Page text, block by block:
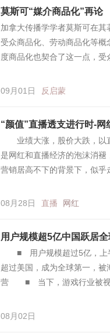
莫斯可“媒介商品化”再论
加拿大传播学学者莫斯可在其
受众商品化、劳动商品化等
度商品化也契合了这一点，受
09月01日 反启蒙
“颜值”直播透支进行时-
业绩大涨，股价大跌，以
是网红和直播经济的泡沫消褪
营销居高不下的背景下，似乎
08月28日 直播 网红
用户规模超5亿中国跃居
■ 用户规模超过5亿，上半
超过美国，成为全球第一，
营 ■ 当下，游戏行业被视
08月02日